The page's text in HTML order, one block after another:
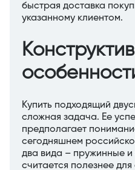
быстрая доставка
указанному клиентом.
Купить подходящий
сложная задача. Ее
предполагает
сегодняшнем
два вида – пружинные
считается полезнее